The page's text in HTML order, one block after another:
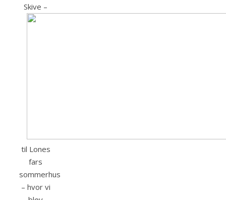
Skive –
til Lones
fars
sommerhus
– hvor vi